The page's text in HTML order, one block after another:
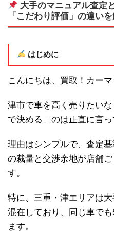
大手のマニュアル査定
「こだわり評価」の違い
はじめに
こんにちは、買取！カーマ
津市で車を高く売りたい
で決める」のは正直に言っ
理由はシンプルで、査定
の裁量と交渉余地が店舗
す。
特に、三重・津エリアは
混在しており、同じ車で
ます。